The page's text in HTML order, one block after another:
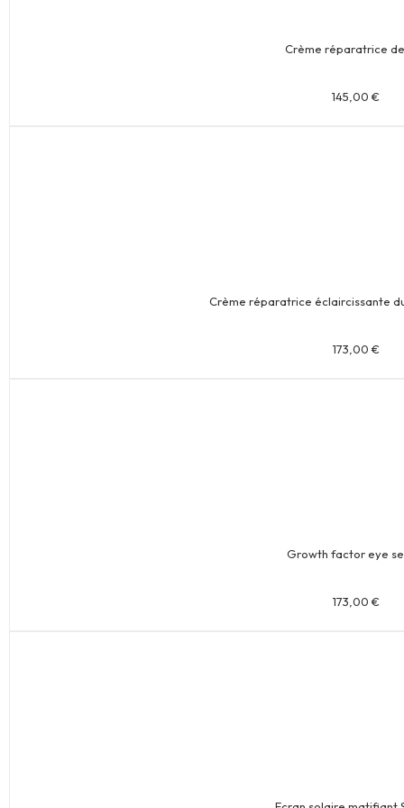
Crème réparatrice
145,00 €
Crème réparatrice éclaircissante
173,00 €
Growth factor eye
173,00 €